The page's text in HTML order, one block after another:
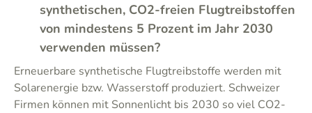
synthetischen, CO2-freien Flugtreibstoffen
von mindestens 5 Prozent im Jahr 2030
verwenden müssen?
Erneuerbare synthetische Flugtreibstoffe werden mit
Solarenergie bzw. Wasserstoff produziert. Schweizer
Firmen können mit Sonnenlicht bis 2030 so viel CO2-